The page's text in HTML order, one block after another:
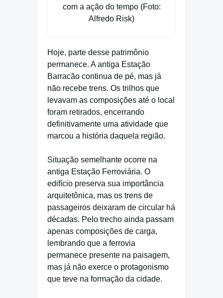
com a ação do tempo (Foto:
Alfredo Risk)
Hoje, parte desse patrimônio
permanece. A antiga Estação
Barracão continua de pé, mas já
não recebe trens. Os trilhos que
levavam as composições até o local
foram retirados, encerrando
definitivamente uma atividade que
marcou a história daquela região.
Situação semelhante ocorre na
antiga Estação Ferroviária. O
edifício preserva sua importância
arquitetônica, mas os trens de
passageiros deixaram de circular há
décadas. Pelo trecho ainda passam
apenas composições de carga,
lembrando que a ferrovia
permanece presente na paisagem,
mas já não exerce o protagonismo
que teve na formação da cidade.